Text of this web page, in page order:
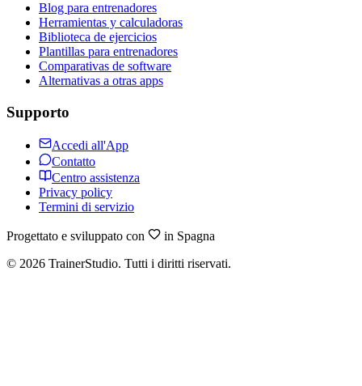
Blog para entrenadores
Herramientas y calculadoras
Biblioteca de ejercicios
Plantillas para entrenadores
Comparativas de software
Alternativas a otras apps
Supporto
Accedi all'App
Contatto
Centro assistenza
Privacy policy
Termini di servizio
Progettato e sviluppato con
in Spagna
© 2026 TrainerStudio. Tutti i diritti riservati.